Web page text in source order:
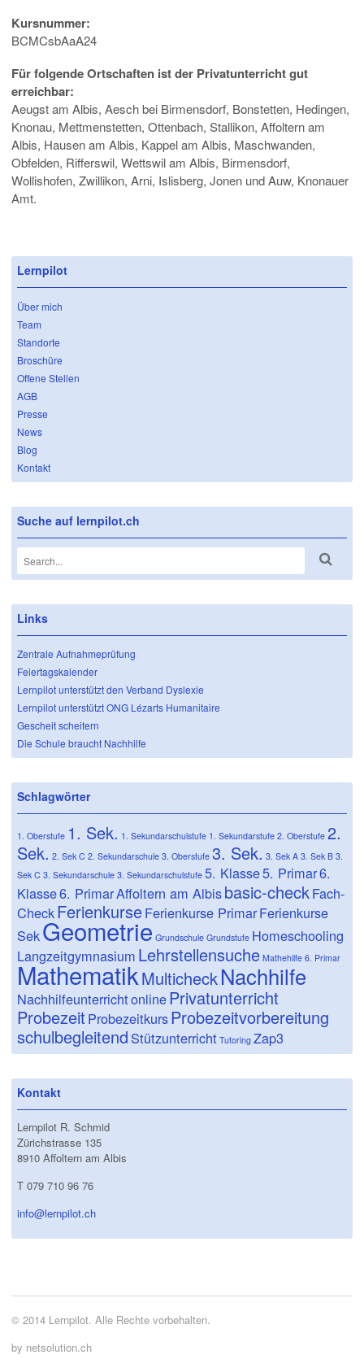
Kursnummer:
BCMCsbAaA24
Für folgende Ortschaften ist der Privatunterricht gut
erreichbar:
Aeugst am Albis, Aesch bei Birmensdorf, Bonstetten, Hedingen,
Knonau, Mettmenstetten, Ottenbach, Stallikon, Affoltern am
Albis, Hausen am Albis, Kappel am Albis, Maschwanden,
Obfelden, Rifferswil, Wettswil am Albis, Birmensdorf,
Wollishofen, Zwillikon, Arni, Islisberg, Jonen und Auw, Knonauer
Amt.
Lernpilot
Über mich
Team
Standorte
Broschüre
Offene Stellen
AGB
Presse
News
Blog
Kontakt
Suche auf lernpilot.ch
Links
Zentrale Aufnahmeprüfung
Feiertagskalender
Lernpilot unterstützt den Verband Dyslexie
Lernpilot unterstützt ONG Lézarts Humanitaire
Gescheit scheitern
Die Schule braucht Nachhilfe
Schlagwörter
1. Oberstufe 1. Sek. 1. Sekundarschulstufe 1. Sekundarstufe 2. Oberstufe 2.
Sek. 2. Sek C 2. Sekundarschule 3. Oberstufe 3. Sek. 3. Sek A 3. Sek B 3.
Sek C 3. Sekundarschule 3. Sekundarschulstufe 5. Klasse5. Primar6.
Klasse6. PrimarAffoltern am Albisbasic-checkFach-
CheckFerienkurseFerienkurse PrimarFerienkurse
SekGeometrie Grundschule Grundstufe Homeschooling
Langzeitgymnasium Lehrstellensuche Mathehilfe 6. Primar
MathematikMulticheckNachhilfe
NachhilfeunterrichtonlinePrivatunterricht
Probezeit ProbezeitkursProbezeitvorbereitung
schulbegleitend Stützunterricht Tutoring Zap3
Kontakt
Lernpilot R. Schmid
Zürichstrasse 135
8910 Affoltern am Albis
T 079 710 96 76
info@lernpilot.ch
© 2014 Lernpilot. Alle Rechte vorbehalten.
by netsolution.ch